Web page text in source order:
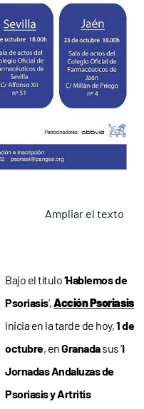
Ampliar el texto
Bajo el título‘Hablemos de
Psoriasis‘,Acción Psoriasis
inicia en la tarde de hoy,1 de
octubre, enGranadasus ‘I
Jornadas Andaluzas de
Psoriasis y Artritis